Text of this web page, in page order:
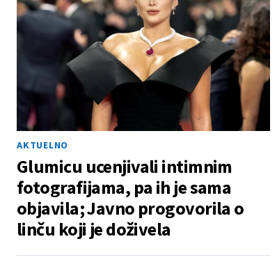
AKTUELNO
Glumicu ucenjivali intimnim
fotografijama, pa ih je sama
objavila; Javno progovorila o
linču koji je doživela